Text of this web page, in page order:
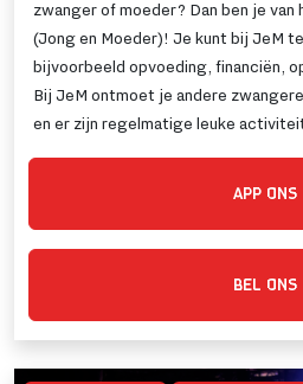
zwanger of moeder? Dan ben je van
(Jong en Moeder)! Je kunt bij JeM
bijvoorbeeld opvoeding, financiën,
Bij JeM ontmoet je andere
en er zijn regelmatige leuke
APP ONS
BEL ONS